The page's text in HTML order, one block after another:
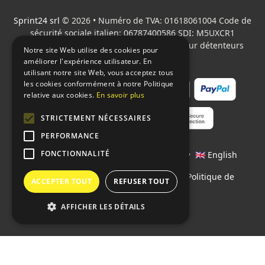
Sprint24 srl © 2026 • Numéro de TVA: 01618061004 Code de
sécurité sociale italien: 06787400586 SDI: M5UXCR1
Tous les logos cités sont la propriété de leur détenteurs
respectifs.
Langages: 🇮🇹 Italiano • 🇬🇧 English
Contrats • Conditions de paiement •
Politique de
confidentialité
Notre site Web utilise des cookies pour
améliorer l'expérience utilisateur. En
utilisant notre site Web, vous acceptez tous
les cookies conformément à notre Politique
relative aux cookies. En savoir plus
STRICTEMENT NÉCESSAIRES
PERFORMANCE
FONCTIONNALITÉ
ACCEPTER TOUT REFUSER TOUT
AFFICHER LES DÉTAILS